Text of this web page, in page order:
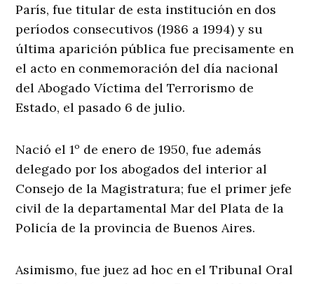
París, fue titular de esta institución en dos
períodos consecutivos (1986 a 1994) y su
última aparición pública fue precisamente en
el acto en conmemoración del día nacional
del Abogado Víctima del Terrorismo de
Estado, el pasado 6 de julio.
Nació el 1º de enero de 1950, fue además
delegado por los abogados del interior al
Consejo de la Magistratura; fue el primer jefe
civil de la departamental Mar del Plata de la
Policía de la provincia de Buenos Aires.
Asimismo, fue juez ad hoc en el Tribunal Oral